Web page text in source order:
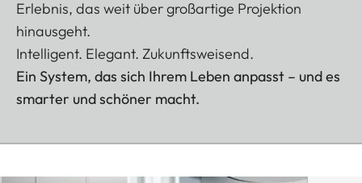
Erlebnis, das weit über großartige Projektion
hinausgeht.
Intelligent. Elegant. Zukunftsweisend.
Ein System, das sich Ihrem Leben anpasst – und es
smarter und schöner macht.